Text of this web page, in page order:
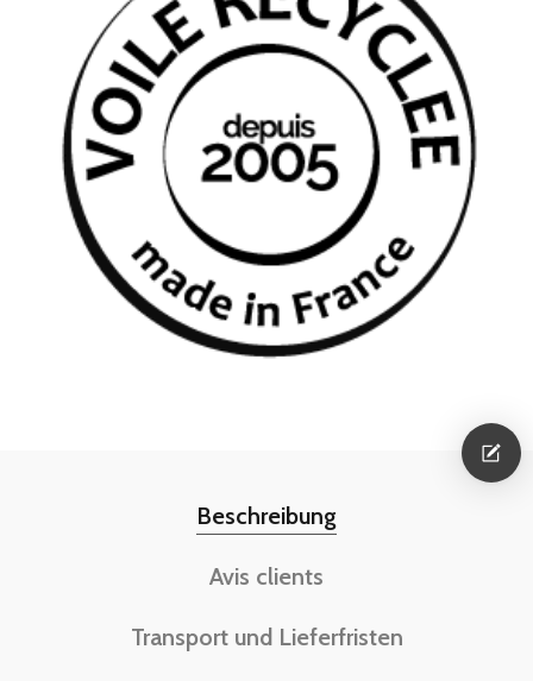
Beschreibung
Avis clients
Transport und Lieferfristen